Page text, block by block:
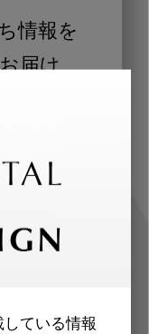
ている情報
情報を
届け
医師、歯
わせた内
します。